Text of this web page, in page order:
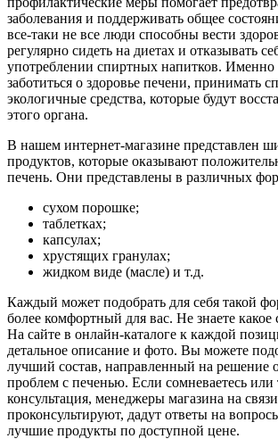
заболевания и поддерживать общее
все-таки не все люди способны вести
регулярно сидеть на диетах и отказывать
употреблении спиртных напитков.
заботиться о здоровье печени, принимать
экологичные средства, которые будут
этого органа.
В нашем интернет-магазине представлен
продуктов, которые оказывают
печень. Они представлены в различных
сухом порошке;
таблетках;
капсулах;
хрустящих гранулах;
жидком виде (масле) и т.д.
Каждый может подобрать для себя такой
более комфортный для вас. Не знаете какое
На сайте в онлайн-каталоге к каждой
детальное описание и фото. Вы можете
лучший состав, направленный на решение
проблем с печенью. Если сомневаетесь или
консультация, менеджеры магазина на
проконсультируют, дадут ответы на
лучшие продукты по доступной цене.